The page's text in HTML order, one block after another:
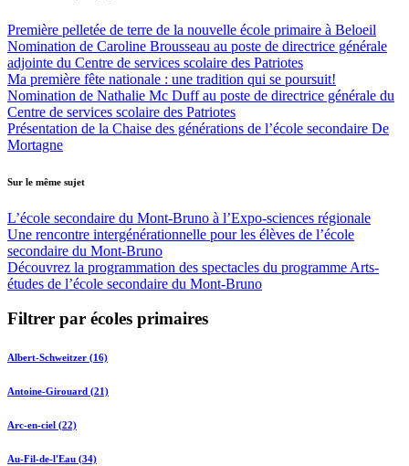
Première pelletée de terre de la nouvelle école primaire à Beloeil
Nomination de Caroline Brousseau au poste de directrice générale
adjointe du Centre de services scolaire des Patriotes
Ma première fête nationale : une tradition qui se poursuit!
Nomination de Nathalie Mc Duff au poste de directrice générale du
Centre de services scolaire des Patriotes
Présentation de la Chaise des générations de l’école secondaire De
Mortagne
Sur le même sujet
L’école secondaire du Mont-Bruno à l’Expo-sciences régionale
Une rencontre intergénérationnelle pour les élèves de l’école
secondaire du Mont-Bruno
Découvrez la programmation des spectacles du programme Arts-
études de l’école secondaire du Mont-Bruno
Filtrer par écoles primaires
Albert-Schweitzer (16)
Antoine-Girouard (21)
Arc-en-ciel (22)
Au-Fil-de-l'Eau (34)